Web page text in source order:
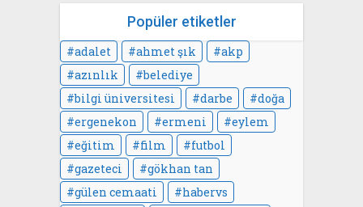
Popüler etiketler
adalet ahmet şık
akp
azınlık
belediye
bilgi üniversitesi
darbe
doğa
ergenekon
ermeni
eylem
eğitim
film
futbol
gazeteci
gökhan tan
gülen cemaati
habervs